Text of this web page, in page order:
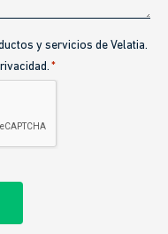
y servicios de Velatia.
*